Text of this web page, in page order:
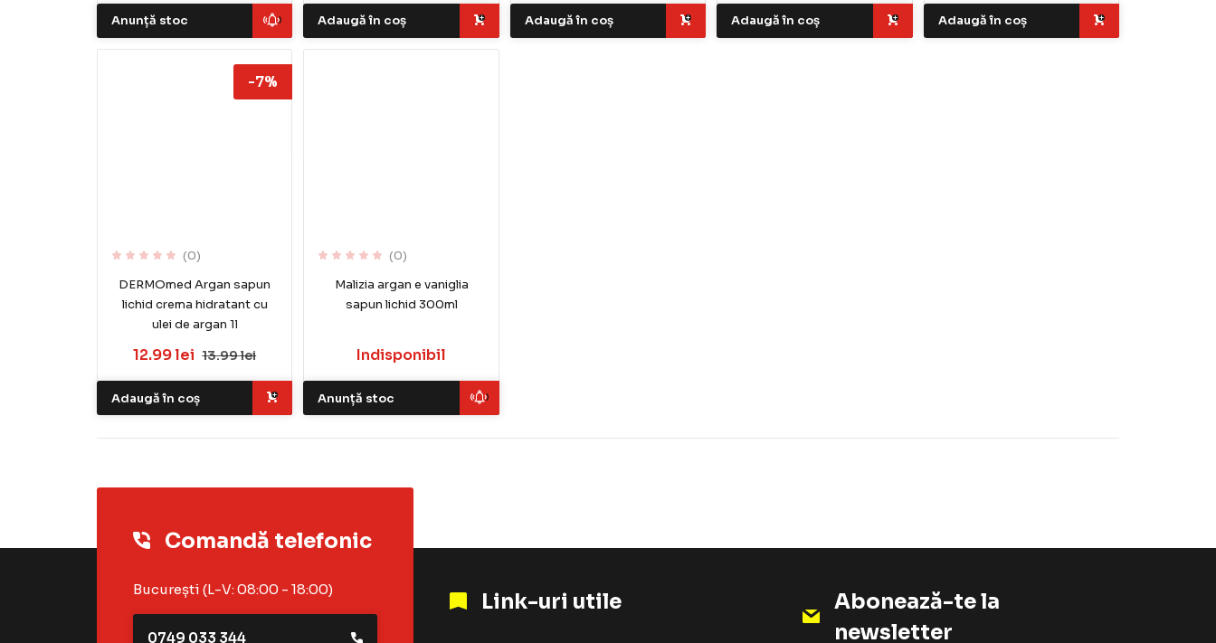
Anunță stoc Adaugă în coș Adaugă în coș Adaugă în coș Adaugă în coș
(0)
DERMOmed Argan sapun
lichid crema hidratant cu
ulei de argan 1l
12.99 lei 13.99 lei
-7%
Adaugă în coș
(0)
Malizia argan e vaniglia
sapun lichid 300ml
Indisponibil
Anunță stoc
Comandă telefonic
București (L-V: 08:00 - 18:00)
0749 033 344
Link-uri utile
Abonează-te la
newsletter